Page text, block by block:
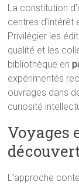
La constitution
centres
Privilégier les
qualité et les
bibliothèque en
expérimentés
ouvrages dans
curiosité
Voyages
L’approche